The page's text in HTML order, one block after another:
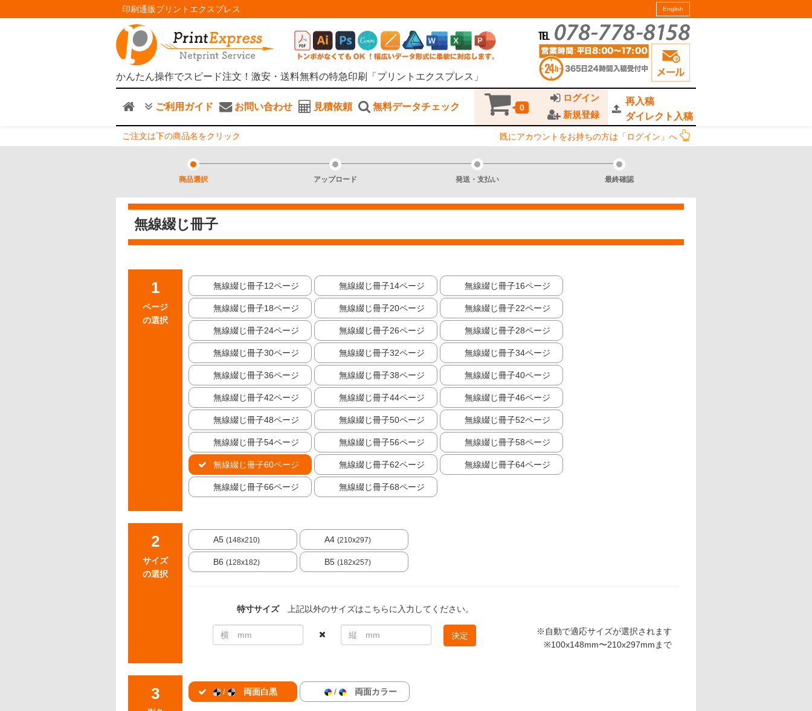
印刷通販プリントエクスプレス English
かんたん操作でスピード注文！激安・送料無料の特急印刷「プリントエクスプレス」
ご利用ガイド お問い合わせ 見積依頼 無料データチェック 0
ログイン
新規登録
再入稿
ダイレクト入稿
ご注文は下の商品名をクリック 既にアカウントをお持ちの方は「ログイン」へ
商品選択 アップロード 発送・支払い 最終確認
無線綴じ冊子
ページ
の選択
無線綴じ冊子12ページ 無線綴じ冊子14ページ 無線綴じ冊子16ページ
無線綴じ冊子18ページ 無線綴じ冊子20ページ 無線綴じ冊子22ページ
無線綴じ冊子24ページ 無線綴じ冊子26ページ 無線綴じ冊子28ページ
無線綴じ冊子30ページ 無線綴じ冊子32ページ 無線綴じ冊子34ページ
無線綴じ冊子36ページ 無線綴じ冊子38ページ 無線綴じ冊子40ページ
無線綴じ冊子42ページ 無線綴じ冊子44ページ 無線綴じ冊子46ページ
無線綴じ冊子48ページ 無線綴じ冊子50ページ 無線綴じ冊子52ページ
無線綴じ冊子54ページ 無線綴じ冊子56ページ 無線綴じ冊子58ページ
無線綴じ冊子60ページ 無線綴じ冊子62ページ 無線綴じ冊子64ページ
無線綴じ冊子66ページ 無線綴じ冊子68ページ
サイズ
の選択
A5 (148x210) A4 (210x297)
B6 (128x182) B5 (182x257)
特寸サイズ上記以外のサイズはこちらに入力してください。
決定
※自動で適応サイズが選択されます
※100x148mm〜210x297mmまで
/ 両面白黒 / 両面カラー